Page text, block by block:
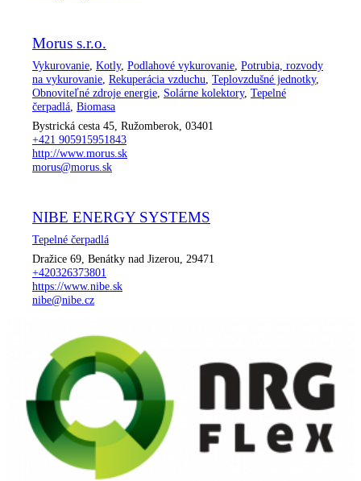
Morus s.r.o.
Vykurovanie Kotly, Podlahové vykurovanie Potrubia, rozvody
na vykurovanie Rekuperácia vzduchu Teplovzdušné jednotky,
Obnoviteľné zdroje energie Solárne kolektory, Tepelné
čerpadlá Biomasa
Bystrická cesta 45, Ružomberok, 03401
+421 905915951843
http://www.morus.sk
morus@morus.sk
NIBE ENERGY SYSTEMS
Tepelné čerpadlá
Dražice 69, Benátky nad Jizerou, 29471
+420326373801
https://www.nibe.sk
nibe@nibe.cz